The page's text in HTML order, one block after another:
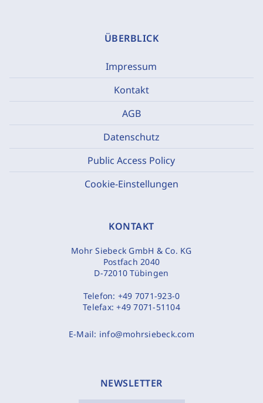
ÜBERBLICK
Impressum
Kontakt
AGB
Datenschutz
Public Access Policy
Cookie-Einstellungen
KONTAKT
Mohr Siebeck GmbH & Co. KG
Postfach 2040
D-72010 Tübingen
Telefon: +49 7071-923-0
Telefax:+49 7071-51104
E-Mail: info@mohrsiebeck.com
NEWSLETTER